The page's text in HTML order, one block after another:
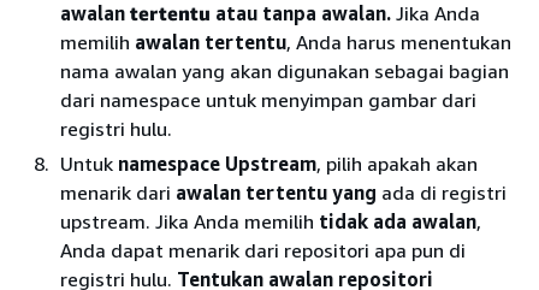
awalan tertentu atau tanpa awalan. Jika Anda
memilih awalan tertentu, Anda harus menentukan
nama awalan yang akan digunakan sebagai bagian
dari namespace untuk menyimpan gambar dari
registri hulu.
Untuk namespace Upstream, pilih apakah akan
menarik dari awalan tertentu yang ada di registri
upstream. Jika Anda memilih tidak ada awalan,
Anda dapat menarik dari repositori apa pun di
registri hulu. Tentukan awalan repositori